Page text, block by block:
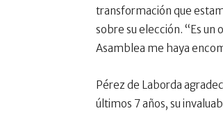
transformación que
sobre su elección. “Es
Asamblea me haya
Pérez de Laborda
últimos 7 años, su